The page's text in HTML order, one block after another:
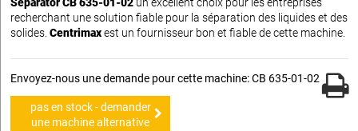
recherchant une solution fiable pour la séparation des liquides et des
solides. Centrimaxest un fournisseur bon et fiable de cette machine.
Envoyez-nous une demande pour cette machine: CB 635-01-02
pas en stock - demander
une machine alternative